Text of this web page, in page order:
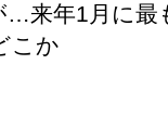
…来年1月に最
こか